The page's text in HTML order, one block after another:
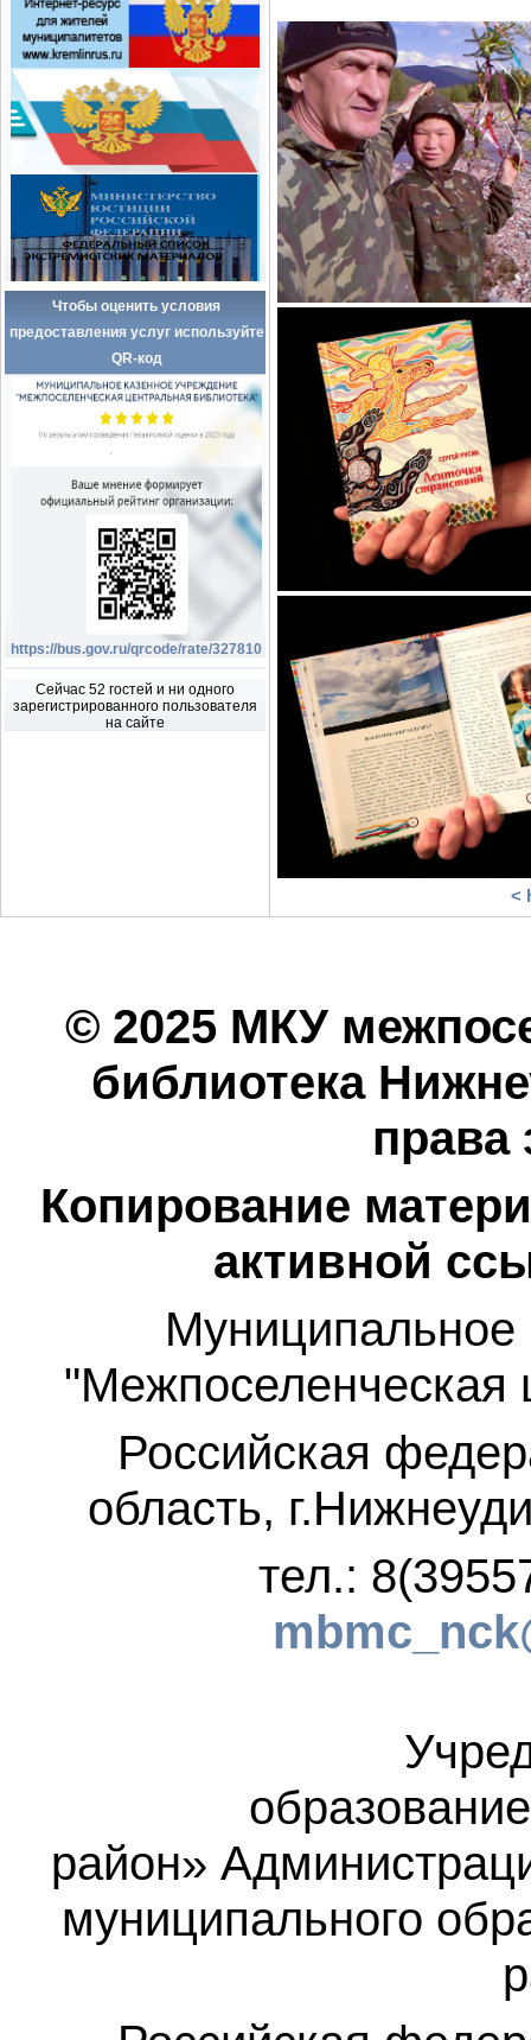
Чтобы оценить условия
предоставления услуг используйте
QR-код
https://bus.gov.ru/qrcode/rate/327810
Сейчас 52 гостей и ни одного
зарегистрированного пользователя
на сайте
<
© 2025 МКУ
библиотека
Копирование
активной
Муниципальное
"Межпоселенческая
Российская
область,
тел.:
район»
муниципального